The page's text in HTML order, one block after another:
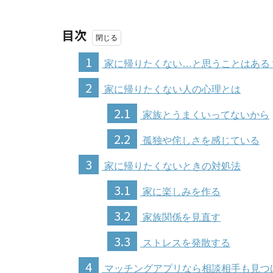
目次
1
家に帰りたくない…と思うことはある
2 家に帰りたくない人の心理とは
2.1 家族とうまくいってないから
2.2 孤独や侘しさを感じている
3 家に帰りたくないときの対処法
3.1 家に楽しみを作る
3.2 家族関係を見直す
3.3 ストレスを発散する
4 マッチングアプリなら相談相手も見つ